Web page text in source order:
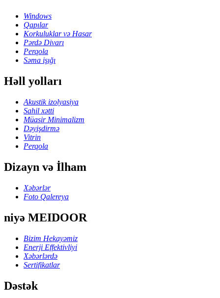
Windows
Qapılar
Korkuluklar və Hasar
Pərdə Divarı
Perqola
Səma işığı
Həll yolları
Akustik izolyasiya
Sahil xətti
Müasir Minimalizm
Dəyişdirmə
Vitrin
Perqola
Dizayn və İlham
Xəbərlər
Foto Qalereya
niyə MEIDOOR
Bizim Hekayəmiz
Enerji Effektivliyi
Xəbərlərdə
Sertifikatlar
Dəstək